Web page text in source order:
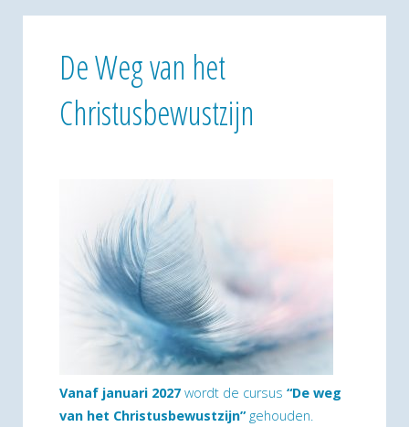
De Weg van het
Christusbewustzijn
Vanaf januari 2027 wordt de cursus “De weg
van het Christusbewustzijn”gehouden.